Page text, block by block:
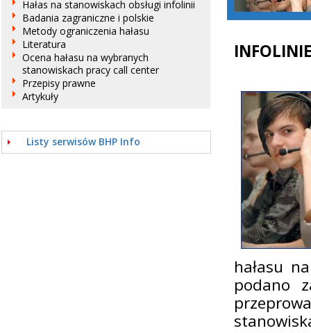
Hałas na stanowiskach obsługi infolinii
Badania zagraniczne i polskie
Metody ograniczenia hałasu
Literatura
Ocena hałasu na wybranych
stanowiskach pracy call center
Przepisy prawne
Artykuły
Listy serwisów BHP Info
hałasu
podano